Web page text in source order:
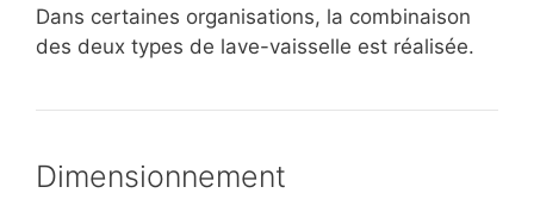
Dans certaines organisations, la combinaison
des deux types de lave-vaisselle est réalisée.
Dimensionnement